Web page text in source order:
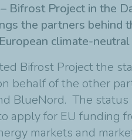
Bifrost Project in the
the partners
climate-
Bifrost Project the
behalf of the other
BlueNord. The
for EU funding
markets and